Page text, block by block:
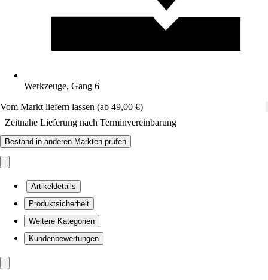
Werkzeuge, Gang 6
Vom Markt liefern lassen (ab 49,00 €)
Zeitnahe Lieferung nach Terminvereinbarung
Bestand in anderen Märkten prüfen
Artikeldetails
Produktsicherheit
Weitere Kategorien
Kundenbewertungen